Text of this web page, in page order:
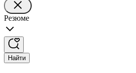
Резюме
Найти